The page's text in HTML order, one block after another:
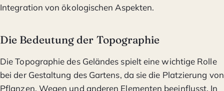
Integration von ökologischen Aspekten.
Die Bedeutung der Topographie
Die Topographie des Geländes spielt eine wichtige Rolle
bei der Gestaltung des Gartens, da sie die Platzierung von
Pflanzen, Wegen und anderen Elementen beeinflusst. In